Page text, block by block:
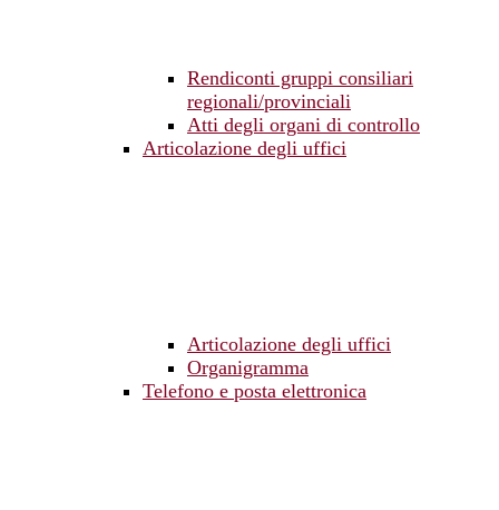
Rendiconti gruppi consiliari
regionali/provinciali
Atti degli organi di controllo
Articolazione degli uffici
Articolazione degli uffici
Organigramma
Telefono e posta elettronica